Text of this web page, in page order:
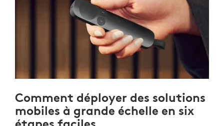
Comment déployer des solutions
mobiles à grande échelle en six